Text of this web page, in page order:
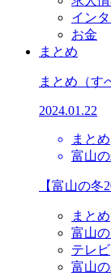
イン
お金
まとめ
まとめ （す
2024.01.22
まとめ
富山
【富山の
まとめ
富山
テレビ
富山